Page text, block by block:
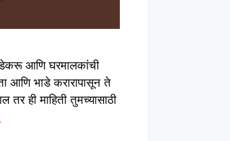
आणि घरमालकांची
आणि भाडे करारापासून ते
तर ही माहिती तुमच्यासाठी